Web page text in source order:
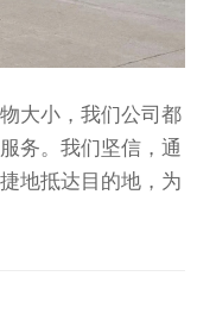
大小，我们公司都
务。我们坚信，通
地抵达目的地，为